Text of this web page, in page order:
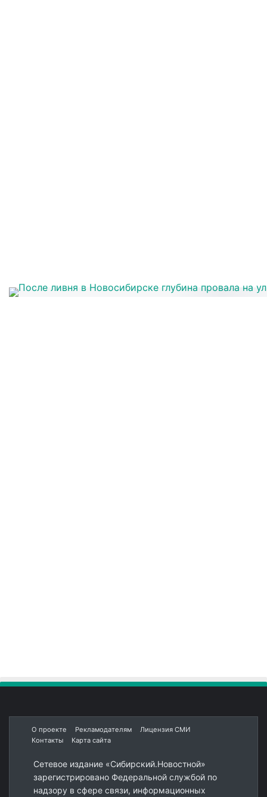
О проекте Рекламодателям
Лицензия СМИ
Контакты
Карта сайта
Сетевое издание «Сибирский.Новостной»
зарегистрировано Федеральной службой по
надзору в сфере связи, информационных